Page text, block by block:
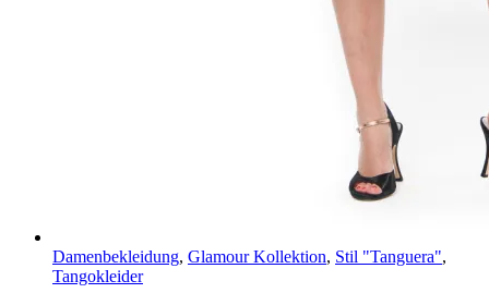
Damenbekleidung, Glamour Kollektion, Stil "Tanguera",
Tangokleider